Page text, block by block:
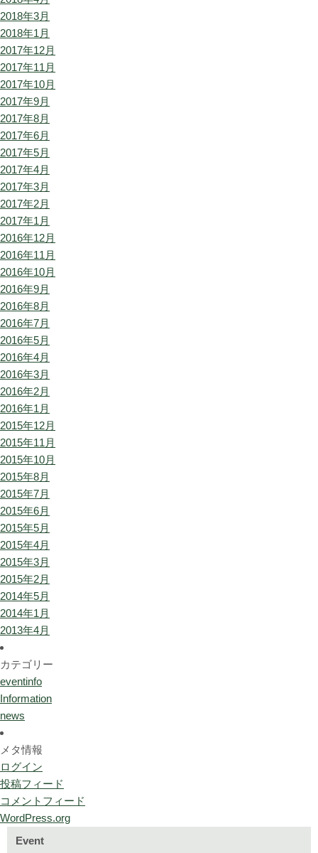
2018年3月
2018年1月
2017年12月
2017年11月
2017年10月
2017年9月
2017年8月
2017年6月
2017年5月
2017年4月
2017年3月
2017年2月
2017年1月
2016年12月
2016年11月
2016年10月
2016年9月
2016年8月
2016年7月
2016年5月
2016年4月
2016年3月
2016年2月
2016年1月
2015年12月
2015年11月
2015年10月
2015年8月
2015年7月
2015年6月
2015年5月
2015年4月
2015年3月
2015年2月
2014年5月
2014年1月
2013年4月
カテゴリー
eventinfo
Information
news
メタ情報
ログイン
投稿フィード
コメントフィード
WordPress.org
Event